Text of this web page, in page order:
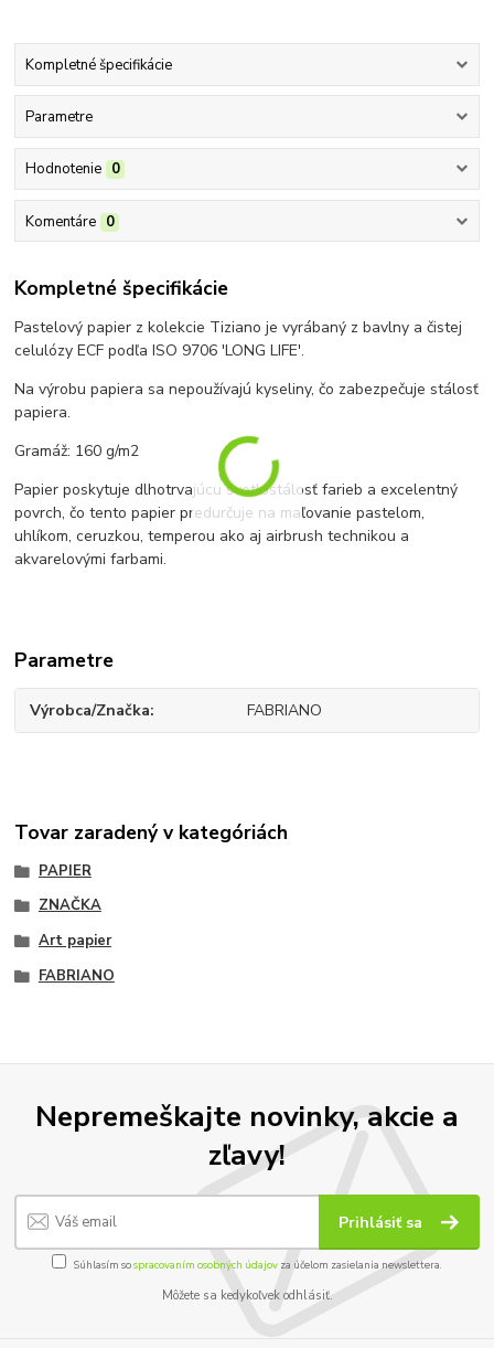
Kompletné špecifikácie
Parametre
Hodnotenie 0
Komentáre 0
Kompletné špecifikácie
Pastelový papier z kolekcie Tiziano je vyrábaný z bavlny a čistej
celulózy ECF podľa ISO 9706 'LONG LIFE'.
Na výrobu papiera sa nepoužívajú kyseliny, čo zabezpečuje stálosť
papiera.
Gramáž: 160 g/m2
Papier poskytuje dlhotrvajúcu svetlostálosť farieb a excelentný
povrch, čo tento papier predurčuje na maľovanie pastelom,
uhlíkom, ceruzkou, temperou ako aj airbrush technikou a
akvarelovými farbami.
Parametre
Výrobca/Značka FABRIANO
Tovar zaradený v kategóriách
PAPIER
ZNAČKA
Art papier
FABRIANO
Nepremeškajte novinky, akcie a
zľavy!
Prihlásiť sa
Súhlasím sospracovaním osobných údajov za účelom zasielania newslettera.
Môžete sa kedykoľvek odhlásiť.